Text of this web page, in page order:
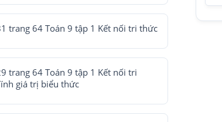
trang 64 Toán 9 tập 1 Kết nối tri thức
trang 64 Toán 9 tập 1 Kết nối tri
giá trị biểu thức